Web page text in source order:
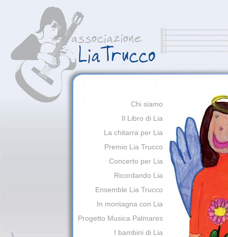
Chi siamo
Il Libro di Lia
La chitarra per Lia
Premio Lia Trucco
Concerto per Lia
Ricordando Lia
Ensemble Lia Trucco
In montagna con Lia
Progetto Musica Palmares
I bambini di Lia